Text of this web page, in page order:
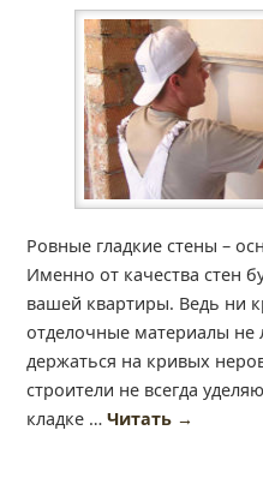
Ровные гладкие стены –
Именно от качества стен
вашей квартиры. Ведь ни
отделочные материалы не
держаться на кривых
строители не всегда
кладке … Читать →